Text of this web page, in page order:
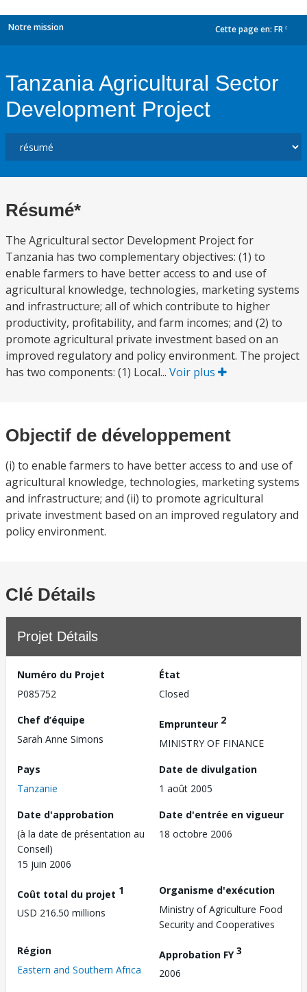
Notre mission Cette page en: FR
Tanzania Agricultural Sector
Development Project
Résumé*
The Agricultural sector Development Project for
Tanzania has two complementary objectives: (1) to
enable farmers to have better access to and use of
agricultural knowledge, technologies, marketing systems
and infrastructure; all of which contribute to higher
productivity, profitability, and farm incomes; and (2) to
promote agricultural private investment based on an
improved regulatory and policy environment. The project
has two components: (1) Local... Voir plus
Objectif de développement
(i) to enable farmers to have better access to and use of
agricultural knowledge, technologies, marketing systems
and infrastructure; and (ii) to promote agricultural
private investment based on an improved regulatory and
policy environment.
Clé Détails
Projet Détails
Numéro du Projet
P085752
État
Closed
Chef d’équipe
Sarah Anne Simons
Emprunteur 2
MINISTRY OF FINANCE
Pays
Tanzanie
Date de divulgation
1 août 2005
Date d'approbation
(à la date de présentation au
Conseil)
15 juin 2006
Date d'entrée en vigueur
18 octobre 2006
Coût total du projet 1
USD 216.50 millions
Organisme d'exécution
Ministry of Agriculture Food
Security and Cooperatives
Région
Eastern and Southern Africa
Approbation FY3
2006